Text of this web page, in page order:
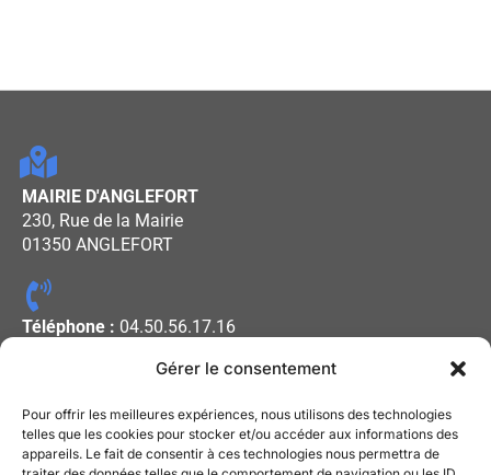
Gérer le consentement
Pour offrir les meilleures expériences, nous utilisons des technologies
telles que les cookies pour stocker et/ou accéder aux informations des
appareils. Le fait de consentir à ces technologies nous permettra de
MAIRIE D'ANGLEFORT
230, Rue de la Mairie
01350 ANGLEFORT
Téléphone : 04.50.56.17.16
Horaires d'ouverture :
Lundi - Mercredi - Vendredi : De
08h00 à 12h00